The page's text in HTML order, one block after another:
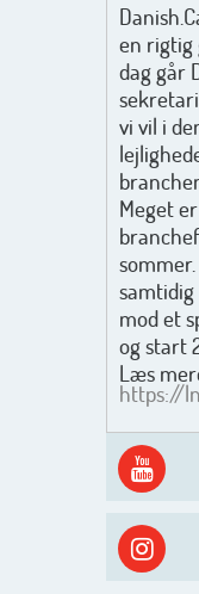
en rigtig
dag går
vi vil i
Meget
mod et
og start
Læs
https://
Men
ud i
skyggen